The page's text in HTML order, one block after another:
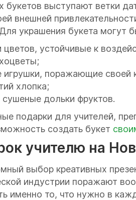
букетов выступают ветки
внешней
украшения букета могут
устойчивые к
поражающие своей
хлопка;
дольки фруктов.
подарки для учителей,
создать букет
учителю на
выбор креативных
индустрии поражают
именно то, что нужно в